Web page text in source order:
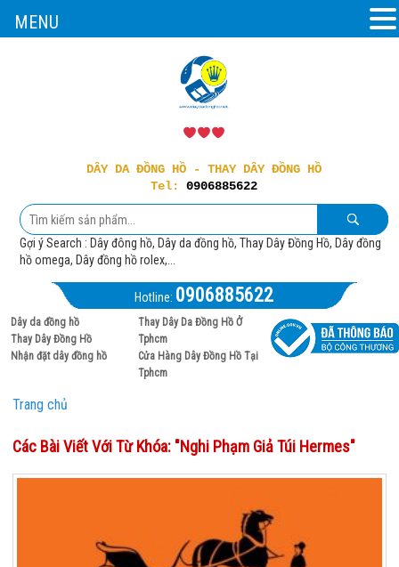
DÂY DA ĐỒNG HỒ - THAY DÂY ĐỒNG HỒ
Tel: 0906885622
Gợi ý Search : Dây đông hồ, Dây da đồng hồ, Thay Dây Đồng Hồ, Dây đồng
hồ omega, Dây đồng hồ rolex,...
Hotline: 0906885622
Dây da đồng hồ
Thay Dây Đồng Hồ
Nhận đặt dây đồng hồ
Thay Dây Da Đồng Hồ Ở
Tphcm
Cửa Hàng Dây Đồng Hồ Tại
Tphcm
Trang chủ
Các Bài Viết Với Từ Khóa: "nghi Phạm Giả Túi Hermes"
MENU